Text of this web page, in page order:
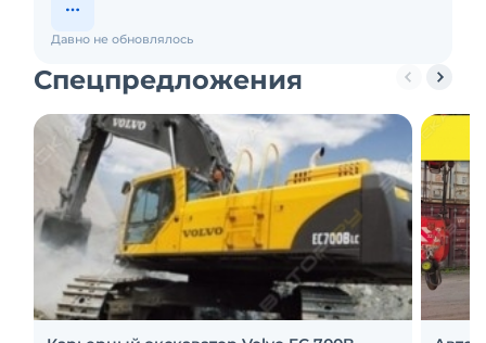
Давно не обновлялось
Спецпредложения